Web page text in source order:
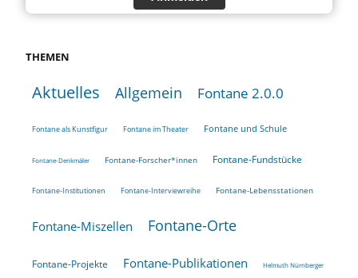
THEMEN
Aktuelles Allgemein Fontane 2.0.0
Fontane als Kunstfigur Fontane im Theater Fontane und Schule
Fontane-Denkmäler Fontane-Forscher*innen Fontane-Fundstücke
Fontane-Institutionen Fontane-Interviewreihe Fontane-Lebensstationen
Fontane-Miszellen Fontane-Orte
Fontane-Projekte Fontane-Publikationen Helmuth Nürnberger